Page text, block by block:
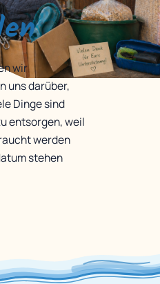
wir
uns darüber,
Dinge sind
entsorgen, weil
werden
stehen